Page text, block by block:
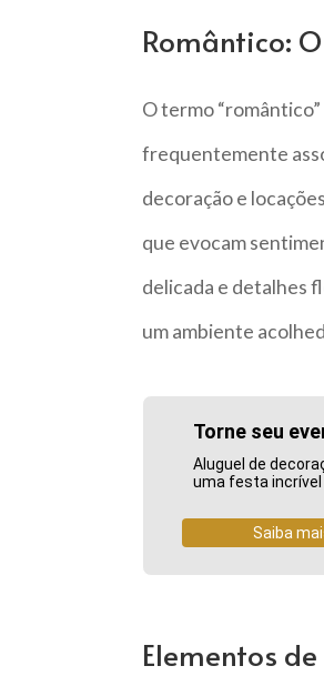
Romântico: O
O termo
frequentemente
decoração e
que evocam
delicada e detalhes
um ambiente
Torne seu
Aluguel de
uma festa incrível
Saiba
Elementos